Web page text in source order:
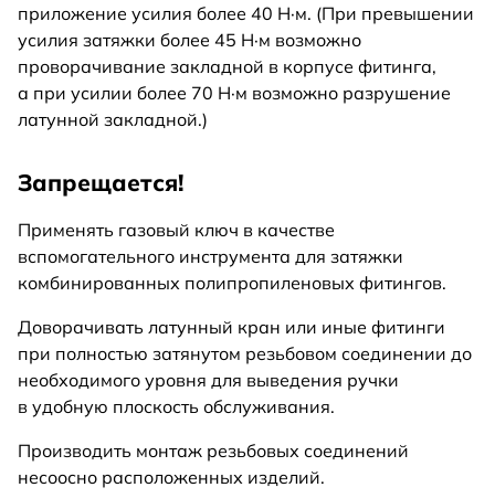
приложение усилия более 40 Н·м. (При превышении
усилия затяжки более 45 Н·м возможно
проворачивание закладной в корпусе фитинга,
а при усилии более 70 Н·м возможно разрушение
латунной закладной.)
Запрещается!
Применять газовый ключ в качестве
вспомогательного инструмента для затяжки
комбинированных полипропиленовых фитингов.
Доворачивать латунный кран или иные фитинги
при полностью затянутом резьбовом соединении до
необходимого уровня для выведения ручки
в удобную плоскость обслуживания.
Производить монтаж резьбовых соединений
несоосно расположенных изделий.